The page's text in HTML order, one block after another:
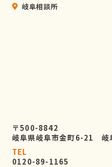
岐阜相談所
〒500-8842
岐阜県岐阜市金町6-21 岐
TEL
0120-89-1165